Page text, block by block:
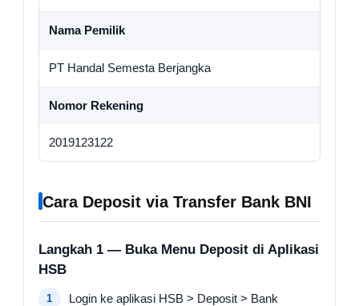
Nama Pemilik
PT Handal Semesta Berjangka
Nomor Rekening
2019123122
Cara Deposit via Transfer Bank BNI
Langkah 1 — Buka Menu Deposit di Aplikasi
HSB
Login ke aplikasi HSB > Deposit > Bank